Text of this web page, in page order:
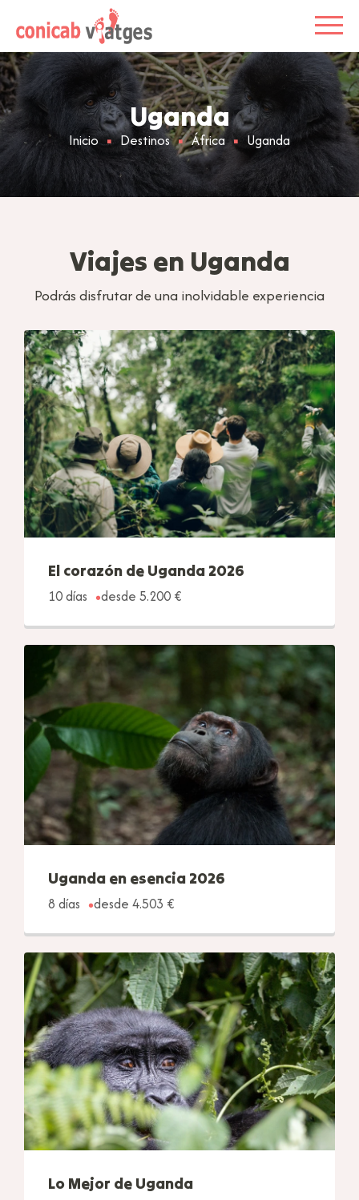
Uganda
Inicio Destinos África Uganda
Viajes en Uganda
Podrás disfrutar de una inolvidable experiencia
El corazón de Uganda 2026
10 días
desde 5.200 €
Uganda en esencia 2026
8 días
desde 4.503 €
Lo Mejor de Uganda